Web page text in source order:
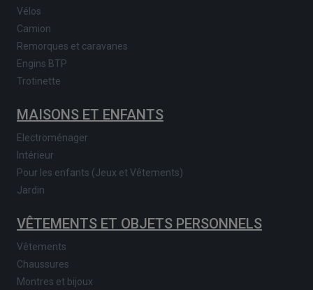
Vélos
Camion
Remorques et caravanes
Engins BTP
Trotinette
MAISONS ET ENFANTS
Electroménager
Intérieur
Pour les enfants (Jeux et Vêtements)
Jardin
VÊTEMENTS ET OBJETS PERSONNELS
Vêtements
Chaussures
Montres et bijoux